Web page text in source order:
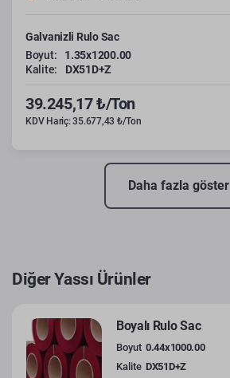
Galvanizli Rulo Sac
Boyut:
1.35x1200.00
Kalite:
DX51D+Z
39.245,17 ₺/Ton
KDV Hariç: 35.677,43 ₺/Ton
Daha fazla göster
Diğer Yassı Ürünler
Boyalı Rulo Sac
Boyut 0.44x1000.00
Kalite DX51D+Z